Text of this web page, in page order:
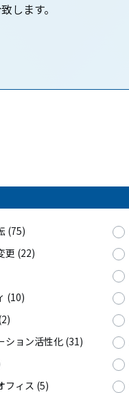
します。
(75)
更 (22)
(10)
ション活性化 (31)
フィス (5)